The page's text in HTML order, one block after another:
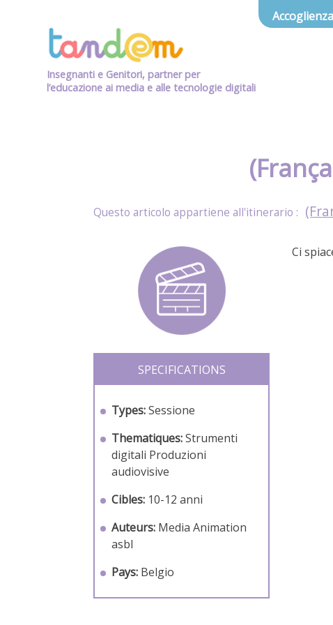
Insegnanti e Genitori, partner per
l’educazione ai media e alle tecnologie digitali
Accoglienza
SPECIFICATIONS
Types: Sessione
Thematiques: Strumenti
digitali Produzioni
audiovisive
Cibles: 10-12 anni
Auteurs: Media Animation
asbl
Pays: Belgio
Ci